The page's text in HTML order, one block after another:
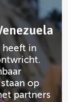
heeft in
op
partners